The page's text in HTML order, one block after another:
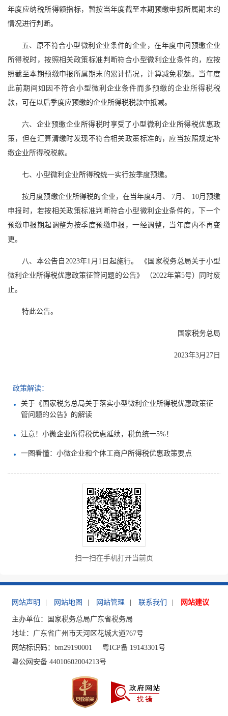
年度应纳税所得额指标，暂按当年度截至本期预缴申报所属期末的
情况进行判断。
五、原不符合小型微利企业条件的企业，在年度中间预缴企业
所得税时，按照相关政策标准判断符合小型微利企业条件的，应按
照截至本期预缴申报所属期末的累计情况，计算减免税额。当年度
此前期间如因不符合小型微利企业条件而多预缴的企业所得税税
款，可在以后季度应预缴的企业所得税税款中抵减。
六、企业预缴企业所得税时享受了小型微利企业所得税优惠政
策，但在汇算清缴时发现不符合相关政策标准的，应当按照规定补
缴企业所得税税款。
七、小型微利企业所得税统一实行按季度预缴。
按月度预缴企业所得税的企业，在当年度4月、 7月、 10月预缴
申报时，若按相关政策标准判断符合小型微利企业条件的，下一个
预缴申报期起调整为按季度预缴申报，一经调整，当年度内不再变
更。
八、本公告自2023年1月1日起施行。 《国家税务总局关于小型
微利企业所得税优惠政策征管问题的公告》 （2022年第5号）同时废
止。
特此公告。
国家税务总局
2023年3月27日
政策解读：
关于《国家税务总局关于落实小型微利企业所得税优惠政策征
管问题的公告》的解读
注意！小微企业所得税优惠延续，税负统一5%！
一图看懂：小微企业和个体工商户所得税优惠政策要点
扫一扫在手机打开当前页
网站声明 网站地图 网站管理 联系我们 网站建议
主办单位：国家税务总局广东省税务局
地址：广东省广州市天河区花城大道767号
网站标识码：bm29190001
粤ICP备 19143301号
粤公网安备 44010602004213号